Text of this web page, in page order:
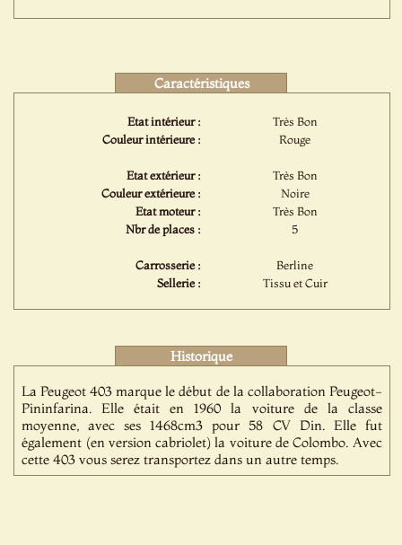
Caractéristiques
Etat intérieur :
Très Bon
Couleur intérieure :
Rouge
Etat extérieur :
Très Bon
Couleur extérieure :
Noire
Etat moteur :
Très Bon
Nbr de places :
5
Carrosserie :
Berline
Sellerie :
Tissu et Cuir
Historique
La Peugeot 403 marque le début de la collaboration Peugeot-
Pininfarina. Elle était en 1960 la voiture de la classe
moyenne, avec ses 1468cm3 pour 58 CV Din. Elle fut
également (en version cabriolet) la voiture de Colombo. Avec
cette 403 vous serez transportez dans un autre temps.